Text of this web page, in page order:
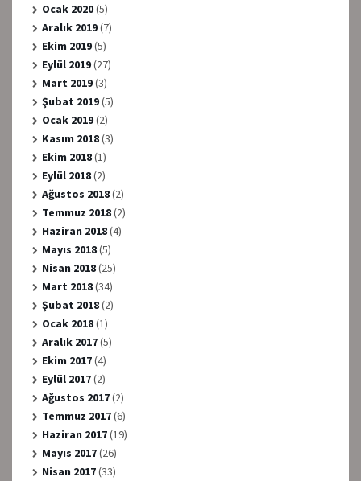
Ocak 2020(5)
Aralık 2019(7)
Ekim 2019(5)
Eylül 2019(27)
Mart 2019(3)
Şubat 2019(5)
Ocak 2019(2)
Kasım 2018(3)
Ekim 2018(1)
Eylül 2018(2)
Ağustos 2018(2)
Temmuz 2018(2)
Haziran 2018(4)
Mayıs 2018(5)
Nisan 2018(25)
Mart 2018(34)
Şubat 2018(2)
Ocak 2018(1)
Aralık 2017(5)
Ekim 2017(4)
Eylül 2017(2)
Ağustos 2017(2)
Temmuz 2017(6)
Haziran 2017(19)
Mayıs 2017(26)
Nisan 2017(33)